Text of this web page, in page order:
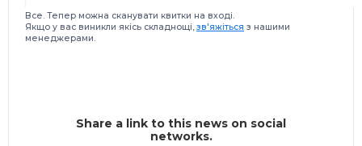
Все. Тепер можна сканувати квитки на вході.
Якщо у вас виникли якісь складнощі,зв'яжіться з нашими
менеджерами.
Share a link to this news on social
networks.